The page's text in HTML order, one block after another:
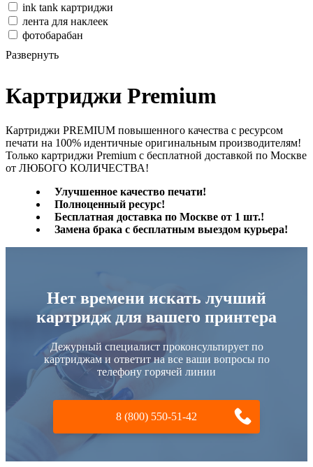
ink tank картриджи
лента для наклеек
фотобарабан
Развернуть
Картриджи Premium
Картриджи PREMIUM повышенного качества с ресурсом
печати на 100% идентичные оригинальным производителям!
Только картриджи Premium с бесплатной доставкой по Москве
от ЛЮБОГО КОЛИЧЕСТВА!
Улучшенное качество печати!
Полноценный ресурс!
Бесплатная доставка по Москве от 1 шт.!
Замена брака с бесплатным выездом курьера!
Нет времени искать лучший
картридж для вашего принтера
Дежурный специалист проконсультирует по
картриджам и ответит на все ваши вопросы по
телефону горячей линии
8 (800) 550-51-42